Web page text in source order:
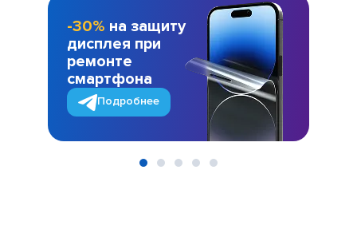
-30% на защиту
дисплея при
ремонте
смартфона
Подробнее